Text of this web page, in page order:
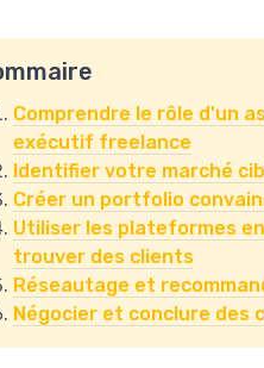
Comprendre le rôle d'un
exécutif freelance
Identifier votre marché
Créer un portfolio
Utiliser les plateformes
trouver des clients
Réseautage et
Négocier et conclure des